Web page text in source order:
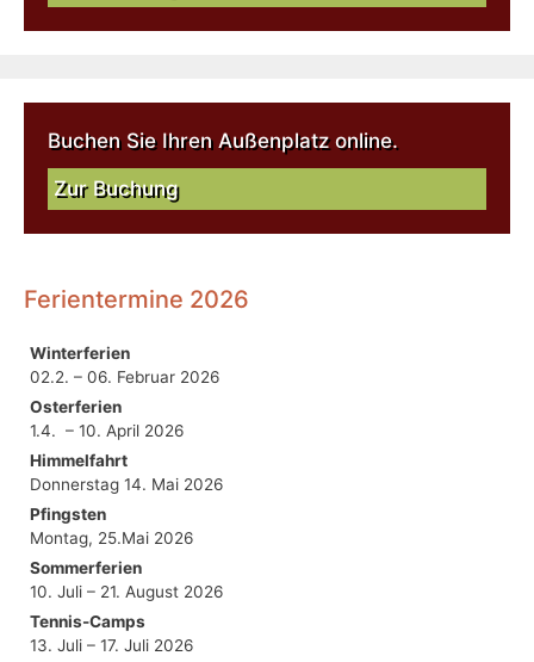
Buchen Sie Ihren Außenplatz online.
Zur Buchung
Ferientermine 2026
Winterferien
02.2. – 06. Februar 2026
Osterferien
1.4. – 10. April 2026
Himmelfahrt
Donnerstag 14. Mai 2026
Pfingsten
Montag, 25.Mai 2026
Sommerferien
10. Juli – 21. August 2026
Tennis-Camps
13. Juli – 17. Juli 2026